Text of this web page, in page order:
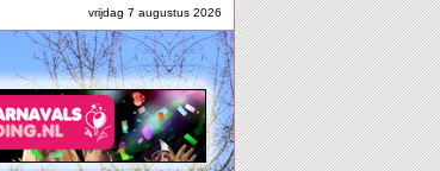
vrijdag 7 augustus 2026